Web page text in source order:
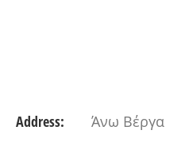
Address: Άνω Βέργα